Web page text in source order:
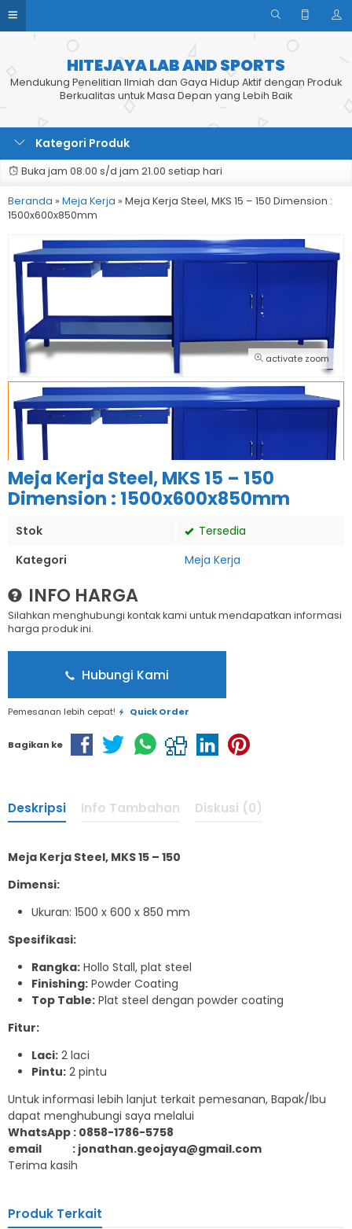
HITEJAYA LAB AND SPORTS
Mendukung Penelitian Ilmiah dan Gaya Hidup Aktif dengan Produk
Berkualitas untuk Masa Depan yang Lebih Baik
Kategori Produk
Buka jam 08.00 s/d jam 21.00 setiap hari
Beranda » Meja Kerja » Meja Kerja Steel, MKS 15 – 150 Dimension :
1500x600x850mm
activate zoom
Meja Kerja Steel, MKS 15 – 150
Dimension : 1500x600x850mm
Stok
Tersedia
Kategori
Meja Kerja
INFO HARGA
Silahkan menghubungi kontak kami untuk mendapatkan informasi
harga produk ini.
Hubungi Kami
Pemesanan lebih cepat! Quick Order
Bagikan ke
Deskripsi Info Tambahan Diskusi (0)
Meja Kerja Steel, MKS 15 – 150
Dimensi:
Ukuran: 1500 x 600 x 850 mm
Spesifikasi:
Rangka: Hollo Stall, plat steel
Finishing: Powder Coating
Top Table: Plat steel dengan powder coating
Fitur:
Laci: 2 laci
Pintu: 2 pintu
Untuk informasi lebih lanjut terkait pemesanan, Bapak/Ibu
dapat menghubungi saya melalui
WhatsApp : 0858-1786-5758
email : jonathan.geojaya@gmail.com
Terima kasih
Produk Terkait